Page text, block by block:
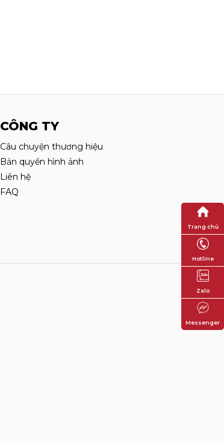
CÔNG TY
Câu chuyện thương hiệu
Bản quyền hình ảnh
Liên hệ
FAQ
Trang chủ
Hotline
Zalo
Messenger